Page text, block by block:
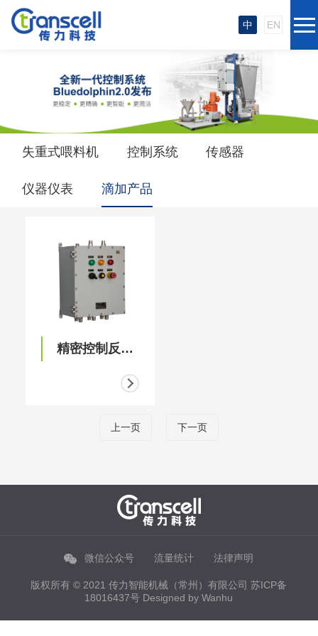
中 EN
失重式喂料机 控制系统 传感器
仪器仪表 滴加产品
精密控制反应釜滴加系统
上一页 下一页
微信公众号 流量统计 法律声明
版权所有 © 2021 传力智能机械（常州）有限公司苏ICP备
18016437号 Designed byWanhu